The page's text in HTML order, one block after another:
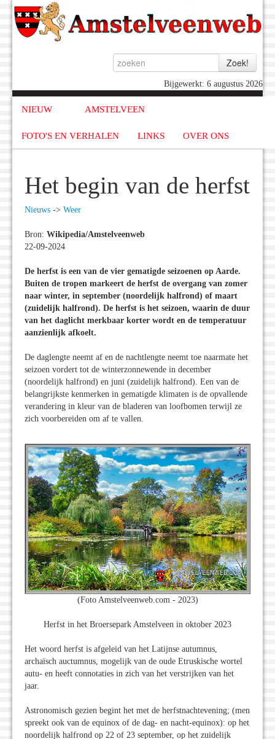
Bijgewerkt: 6 augustus 2026
NIEUW AMSTELVEEN
FOTO'S EN VERHALEN LINKS OVER ONS
Het begin van de herfst
Nieuws -> Weer
Bron: Wikipedia/Amstelveenweb
22-09-2024
De herfst is een van de vier gematigde seizoenen op Aarde.
Buiten de tropen markeert de herfst de overgang van zomer
naar winter, in september (noordelijk halfrond) of maart
(zuidelijk halfrond). De herfst is het seizoen, waarin de duur
van het daglicht merkbaar korter wordt en de temperatuur
aanzienlijk afkoelt.
De daglengte neemt af en de nachtlengte neemt toe naarmate het
seizoen vordert tot de winterzonnewende in december
(noordelijk halfrond) en juni (zuidelijk halfrond). Een van de
belangrijkste kenmerken in gematigde klimaten is de opvallende
verandering in kleur van de bladeren van loofbomen terwijl ze
zich voorbereiden om af te vallen.
(Foto Amstelveenweb.com - 2023)
Herfst in het Broersepark Amstelveen in oktober 2023
Het woord herfst is afgeleid van het Latijnse autumnus,
archaïsch auctumnus, mogelijk van de oude Etruskische wortel
autu- en heeft connotaties in zich van het verstrijken van het
jaar.
Astronomisch gezien begint het met de herfstnachtevening; (men
spreekt ook van de equinox of de dag- en nacht-equinox): op het
noordelijk halfrond op 22 of 23 september, op het zuidelijk